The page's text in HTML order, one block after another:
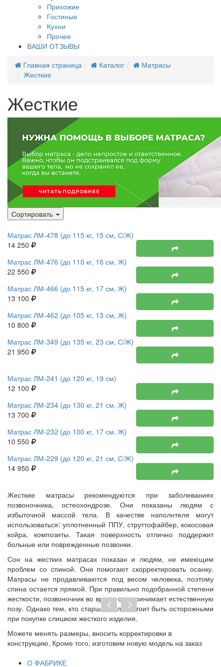
Прихожие
Гостиные
Кухни
Прочее
ВАШИ ОТЗЫВЫ
Главная страница
Каталог
Матрасы
Жесткие
Жесткие
Сортировать
Матрас ЛМ-478 (до 115 кг, 15 см, С/Ж)
14 250
Матрас ЛМ-476 (до 110 кг, 16 см, Ж)
22 550
Матрас ЛМ-466 (до 115 кг, 17 см, Ж)
13 100
Матрас ЛМ-462 (до 105 кг, 13 см, Ж)
10 800
Матрас ЛМ-349 (до 135 кг, 23 см, С/Ж)
21 950
Матрас ЛМ-241 (до 120 кг, 19 см)
12 100
Матрас ЛМ-234 (до 130 кг, 21 см, Ж)
13 700
Матрас ЛМ-232 (до 100 кг, 17 см, Ж)
10 550
Матрас ЛМ-229 (до 120 кг, 21 см, С/Ж)
14 950
Жесткие матрасы рекомендуются при заболеваниях
позвоночника, остеохондрозе. Они показаны людям с
избыточной массой тела. В качестве наполнтеля могут
использоваться: уплотненный ППУ, струттофайбер, кокосовая
койра, композиты. Такая поверхность отлично поддержит
больные или поврежденные позвонки.
Сон на жестких матрасах показан и людям, не имеющим
проблем со спиной. Они помогают скорректировать осанку.
Матрасы не продавливаются под весом человека, поэтому
спина остается прямой. При правильно подобранной степени
жесткости, позвоночник во время сна принимает естественную
позу. Однако тем, кто старше 50 лет, стоит быть осторожными
при покупке слишком жесткого изделия.
Можете менять размеры, вносить корректировки в
конструкцию. Кроме того, изготовим новую модель на заказ
О ФАБРИКЕ